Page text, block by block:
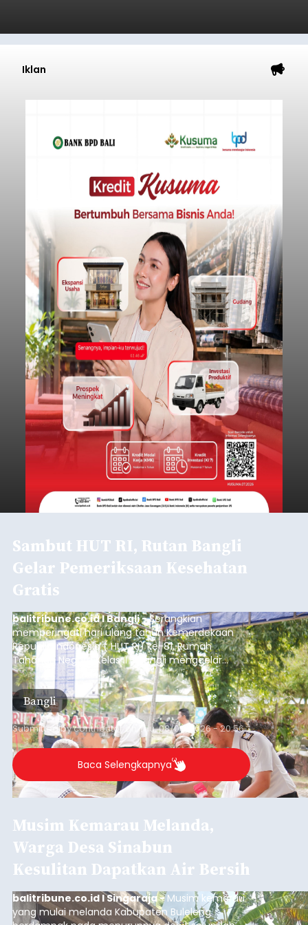
Iklan
Sambut HUT RI, Rutan Bangli
Gelar Pemeriksaan Kesehatan
Gratis
balitribune.co.id I Bangli -Serangkian
memperingati hari ulang tahun Kemerdekaan
Republik Indonesia ( HUT RI) ke-81, Rumah
Tahanan Negara Kelas II B Bangli menggelar
kegiatan pemeriksaan kesehatan gratis, Rabu
(6/8/2026).
Bangli
Submitted bycontributor Thu, 08/06/2026 - 20:56
Baca Selengkapnya
Musim Kemarau Melanda,
Warga Desa Sinabun
Kesulitan Dapatkan Air Bersih
balitribune.co.id I Singaraja -Musim kemarau
yang mulai melanda Kabupaten Buleleng